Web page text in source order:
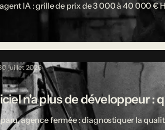
agent IA : grille de prix de 3 000 à 40 000
juillet 2026
n'a plus de développeur :
agence fermée : diagnostiquer la